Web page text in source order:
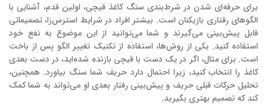
برای حرفه‌ای شدن در شرط‌بندی سنگ کاغذ قیچی، اولین قدم، آشنایی با
الگوهای رفتاری بازیکنان است. بیشتر افراد در شرایط استرس‌زا، تصمیماتی
قابل پیش‌بینی می‌گیرند و شما می‌توانید از این موضوع به نفع خود
استفاده کنید. یکی از روش‌ها، استفاده از تکنیک تغییر الگو پس از باخت
است. برای مثال، اگر در یک دست با قیچی بازنده شده‌اید، در دست بعدی
کاغذ را انتخاب کنید، زیرا احتمال دارد حریف شما سنگ بیاورد. همچنین،
تحلیل حرکات قبلی حریف و پیش‌بینی رفتار بعدی او می‌تواند به شما کمک
کند که تصمیم بهتری بگیرید.